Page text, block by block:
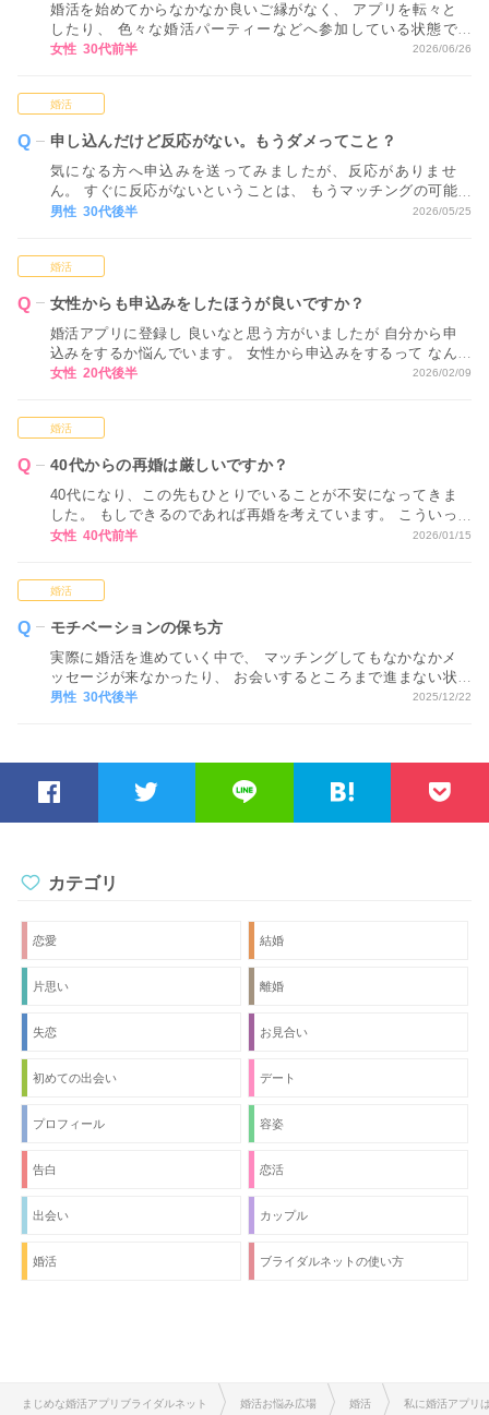
婚活を始めてからなかなか良いご縁がなく、 アプリを転々と
したり、 色々な婚活パーティーなどへ参加している状態で
す。 ただ、正直なところ、 どれが自分に合っているかが分か
りがたいです。
女性 30代前半 2026/06/26
婚活
申し込んだけど反応がない。もうダメってこと？
気になる方へ申込みを送ってみましたが、反応がありませ
ん。 すぐに反応がないということは、 もうマッチングの可能
性はないということでしょうか…？
男性 30代後半 2026/05/25
婚活
女性からも申込みをしたほうが良いですか？
婚活アプリに登録し 良いなと思う方がいましたが 自分から申
込みをするか悩んでいます。 女性から申込みをするって なん
だか気恥ずかしく感じてしまいます。
女性 20代後半 2026/02/09
婚活
40代からの再婚は厳しいですか？
40代になり、この先もひとりでいることが不安になってきま
した。 もしできるのであれば再婚を考えています。 こういっ
たネットでの婚活では、40代からの再婚は厳しいですか？ ア
女性 40代前半 2026/01/15
婚活
モチベーションの保ち方
実際に婚活を進めていく中で、 マッチングしてもなかなかメ
ッセージが来なかったり、 お会いするところまで進まない状
況が続くと、 どうしても気持ちが疲れてしまい、 モチベーシ
男性 30代後半 2025/12/22
カテゴリ
恋愛 結婚
片思い 離婚
失恋 お見合い
初めての出会い デート
プロフィール 容姿
告白 恋活
出会い カップル
婚活 ブライダルネットの使い方
まじめな婚活アプリブライダルネット 婚活お悩み広場 婚活 私に婚活アプリ